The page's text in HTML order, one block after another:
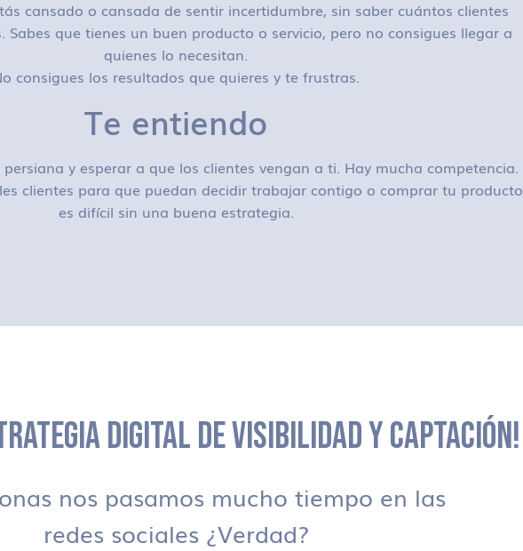
cansado o cansada de sentir incertidumbre, sin saber cuántos clientes
Sabes que tienes un buen producto o servicio, pero no consigues llegar a
quienes lo necesitan.
consigues los resultados que quieres y te frustras.
Te entiendo
y esperar a que los clientes vengan a ti. Hay mucha competencia.
clientes para que puedan decidir trabajar contigo o comprar tu producto
es difícil sin una buena estrategia.
DIGITAL DE VISIBILIDAD Y CAPTACIÓN!
nos pasamos mucho tiempo en las
redes sociales ¿Verdad?